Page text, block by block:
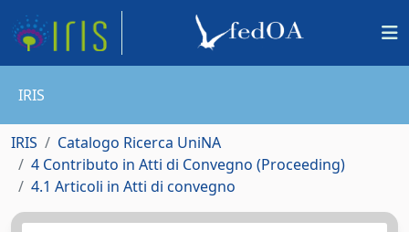
IRIS
IRIS
Catalogo Ricerca UniNA
4 Contributo in Atti di Convegno (Proceeding)
4.1 Articoli in Atti di convegno